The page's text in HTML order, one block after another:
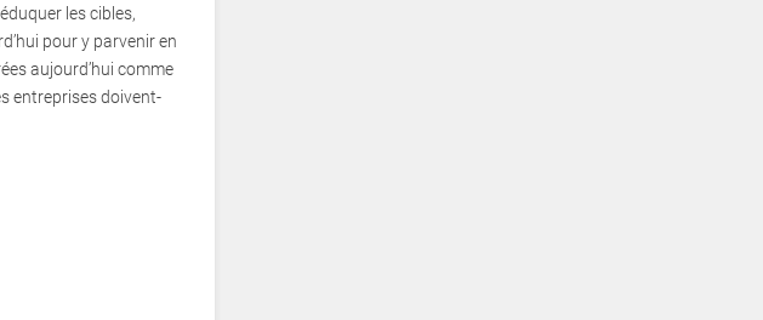
les cibles,
pour y parvenir en
aujourd’hui comme
entreprises doivent-